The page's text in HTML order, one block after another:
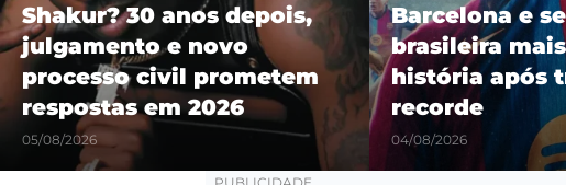
Shakur? 30 anos depois,
julgamento e novo
processo civil prometem
respostas em 2026
05/08/2026
Barcelona e
brasileira
história após
recorde
04/08/2026